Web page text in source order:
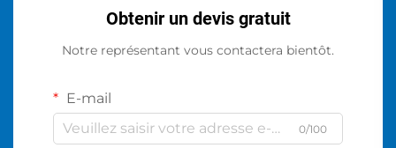
Obtenir un devis gratuit
Notre représentant vous contactera bientôt.
E-mail
0/100